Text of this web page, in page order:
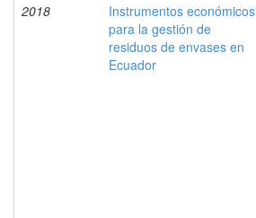
2018
Instrumentos económicos
para la gestión de
residuos de envases en
Ecuador